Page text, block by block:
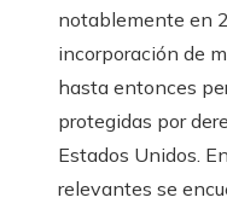
notablemente en
incorporación de
hasta entonces
protegidas por
Estados Unidos.
relevantes se